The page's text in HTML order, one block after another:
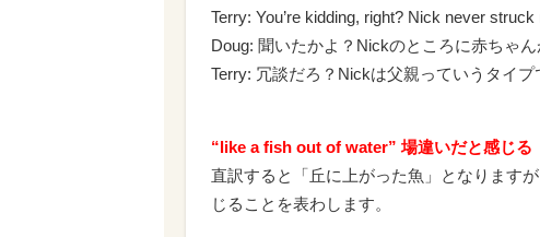
Terry: You’re kidding, right? Nick never
Doug: 聞いたかよ？Nickのところに赤ちゃん
Terry: 冗談だろ？Nickは父親っていうタイプ
“like a fish out of water” 場違いだと感じる
直訳すると「丘に上がった魚」となります
じることを表わします。